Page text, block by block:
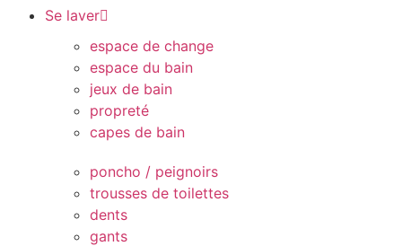
Se laver
espace de change
espace du bain
jeux de bain
propreté
capes de bain
poncho / peignoirs
trousses de toilettes
dents
gants